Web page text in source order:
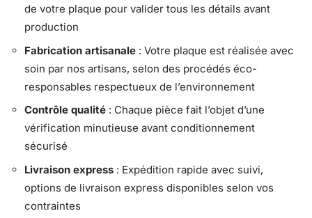
de votre plaque pour valider tous les détails avant
production
Fabrication artisanale : Votre plaque est réalisée avec
soin par nos artisans, selon des procédés éco-
responsables respectueux de l’environnement
Contrôle qualité : Chaque pièce fait l’objet d’une
vérification minutieuse avant conditionnement
sécurisé
Livraison express : Expédition rapide avec suivi,
options de livraison express disponibles selon vos
contraintes